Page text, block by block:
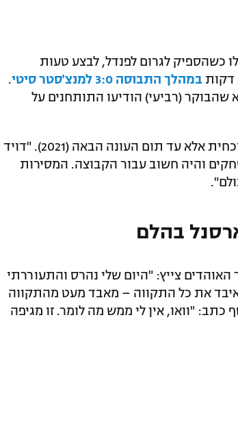
כשהספיק לגרום לפנדל, לבצע טעות
במהלך התבוסה 3:0 למנצ'סטר סיטי
.
שהבוקר (רביעי) הודיעו התותחנים על
לואיז (33) לא רק ימשיך עם ארסנל עד סיום העונה הנוכחית אלא עד תום העונה הבאה (2021). "דויד
והיה חשוב עבור הקבוצה. המסירות
בהלם
צייץ: "היום שלי נהרס והתעוררתי
את כל התקווה – מאבד מעט מהתקווה
"וואו, אין לי ממש מה לומר. זו מגיפה